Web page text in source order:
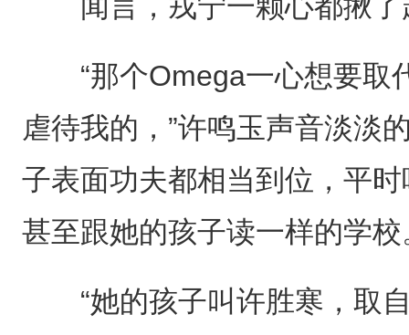
“那个Omega一心想要取
虐待我的，”许鸣玉声音淡淡
子表面功夫都相当到位，平
甚至跟她的孩子读一样的学校
“她的孩子叫许胜寒，取自